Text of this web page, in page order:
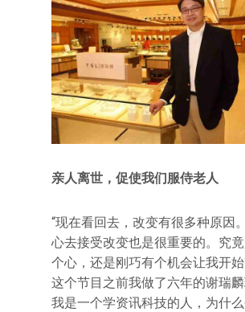
亲人离世，促使我们服侍老人
“现在看回去，改变有很多种原因
心去接受改变也是很重要的。究
个心，还是刚巧有个机会让我开
这个节目之前我做了六年的谢瑞
我是一个学资讯科技的人，为什